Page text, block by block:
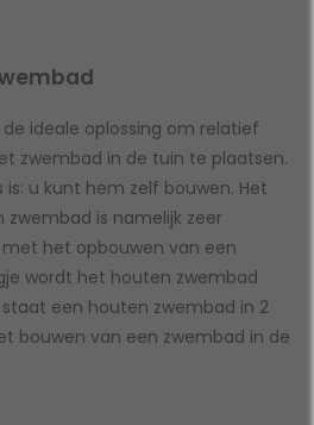
ideale oplossing om relatief
zwembad in de tuin te plaatsen.
u kunt hem zelf bouwen. Het
is namelijk zeer
het opbouwen van een
wordt het houten zwembad
een houten zwembad in 2
bouwen van een zwembad in de